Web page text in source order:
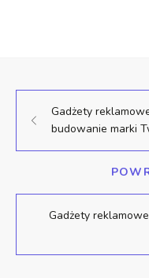
Gadżety
budowanie marki
Gadżety